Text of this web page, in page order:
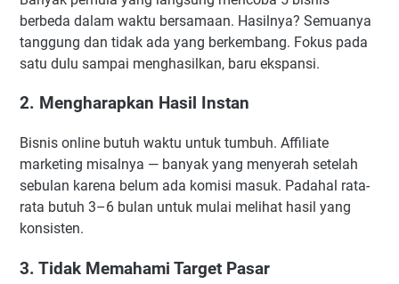
berbeda dalam waktu bersamaan. Hasilnya? Semuanya
tanggung dan tidak ada yang berkembang. Fokus pada
satu dulu sampai menghasilkan, baru ekspansi.
2. Mengharapkan Hasil Instan
Bisnis online butuh waktu untuk tumbuh. Affiliate
marketing misalnya — banyak yang menyerah setelah
sebulan karena belum ada komisi masuk. Padahal rata-
rata butuh 3–6 bulan untuk mulai melihat hasil yang
konsisten.
3. Tidak Memahami Target Pasar